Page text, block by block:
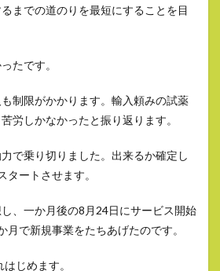
までの道のりを最短にすることを目
たです。
制限がかかります。輸入頼みの試薬
労しかなかったと振り返ります。
で乗り切りました。出来るか確定し
タートさせます。
、一か月後の8月24日にサービス開始
月で新規事業をたちあげたのです。
じめます。